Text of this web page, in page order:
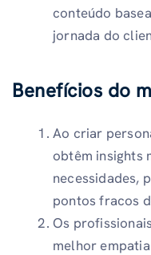
conteúdo
jornada do
Benefícios do
Ao criar
obtêm insights
necessidades,
pontos fracos
Os
melhor